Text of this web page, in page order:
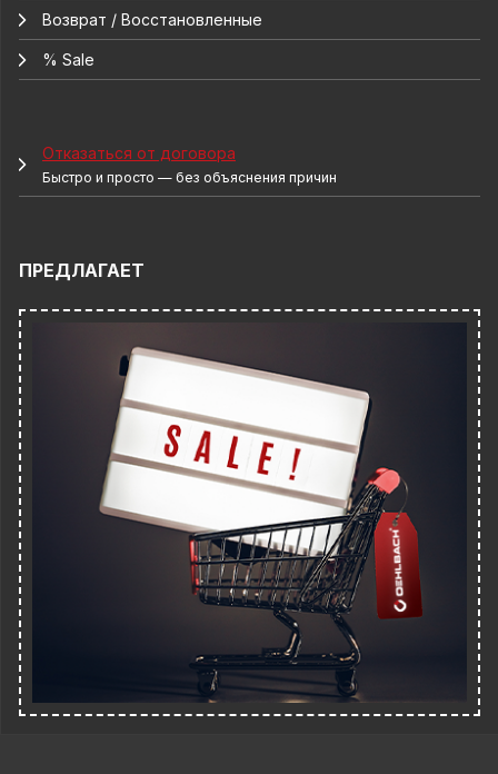
Возврат / Восстановленные
% Sale
Отказаться от договора
Быстро и просто — без объяснения причин
ПРЕДЛАГАЕТ